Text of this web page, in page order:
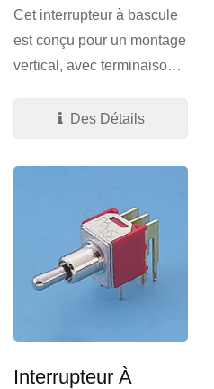
Cet interrupteur à bascule
est conçu pour un montage
vertical, avec terminaison
Des Détails
Interrupteur À